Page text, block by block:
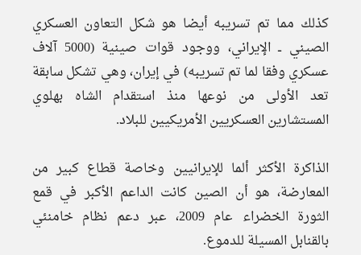
كذلك مما تم تسريبه أيضا هو شكل التعاون العسكري
الصيني ــ الإيراني، ووجود قوات صينية (5000 آلاف
عسكري وفقا لما تم تسريبه) في إيران، وهي تشكل سابقة
تعد الأولى من نوعها منذ استقدام الشاه بهلوي
المستشارين العسكريين الأمريكيين للبلاد.
الذاكرة الأكثر ألما للإيرانيين وخاصة قطاع كبير من
المعارضة، هو أن الصين كانت الداعم الأكبر في قمع
الثورة الخضراء عام 2009، عبر دعم نظام خامنئي
بالقنابل المسيلة للدموع.